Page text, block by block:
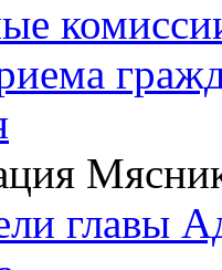
главы